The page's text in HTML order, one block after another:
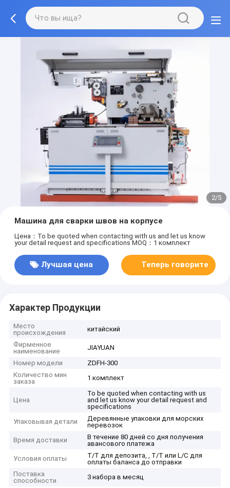
2/5
Машина для сварки швов на корпусе
Цена：To be quoted when contacting with us and let us know
your detail request and specifications MOQ：1 комплект
Лучшая цена Теперь говорите
Характер Продукции
Место
происхождения
китайский
Фирменное
наименование
JIAYUAN
Номер модели
ZDFH-300
Количество мин
заказа
1 комплект
Цена
To be quoted when contacting with us
and let us know your detail request and
specifications
Упаковывая детали
Деревянные упаковки для морских
перевозок
Время доставки
В течение 80 дней со дня получения
авансового платежа
Условия оплаты
T/T для депозита, , T/T или L/C для
оплаты баланса до отправки
Поставка
способности
3 набора в месяц